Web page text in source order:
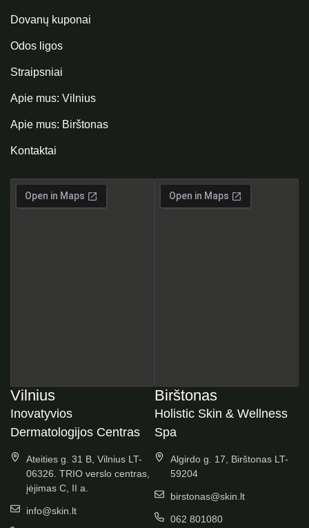
Dovanų kuponai
Odos ligos
Straipsniai
Apie mus: Vilnius
Apie mus: Birštonas
Kontaktai
Vilnius
Inovatyvios
Dermatologijos Centras
Ateities g. 31 B, Vilnius LT-
06326. TRIO verslo centras,
įėjimas C, II a.
info@skin.lt
Birštonas
Holistic Skin & Wellness
Spa
Algirdo g. 17, Birštonas LT-
59204
birstonas@skin.lt
062 801080